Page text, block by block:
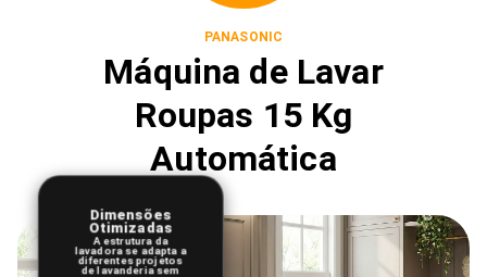
PANASONIC
Máquina de Lavar
Roupas 15 Kg
Automática
Dimensões
Otimizadas
A estrutura da
lavadora se adapta a
diferentes projetos
de lavanderia sem